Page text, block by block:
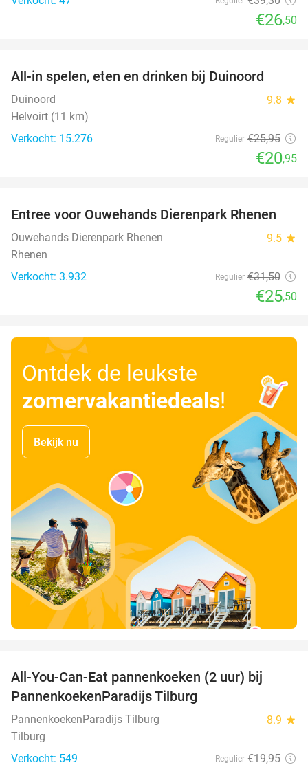
€26,50
All-in spelen, eten en drinken bij Duinoord
Duinoord 9.8 star
Helvoirt (11 km)
Verkocht: 15.276
Regulier €25,95
€20,95
19%
Entree voor Ouwehands Dierenpark Rhenen
Ouwehands Dierenpark Rhenen 9.5 star
Rhenen
Verkocht: 3.932
Regulier €31,50
€25,50
Ontdek de leukste
zomervakantiedeals!
Bekijk nu
All-You-Can-Eat pannenkoeken (2 uur) bij
PannenkoekenParadijs Tilburg
PannenkoekenParadijs Tilburg 8.9 star
Tilburg
Verkocht: 549
Regulier €19,95